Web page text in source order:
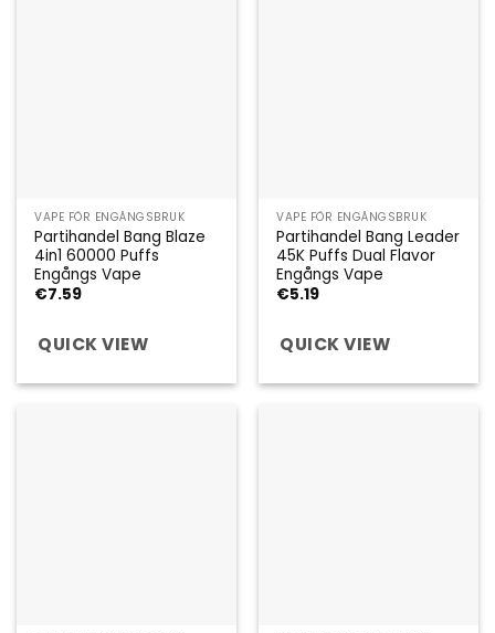
VAPE FÖR ENGÅNGSBRUK
Partihandel Bang Blaze
4in1 60000 Puffs
Engångs Vape
€7.59
QUICK VIEW
VAPE FÖR ENGÅNGSBRUK
Partihandel Bang Leader
45K Puffs Dual Flavor
Engångs Vape
€5.19
QUICK VIEW